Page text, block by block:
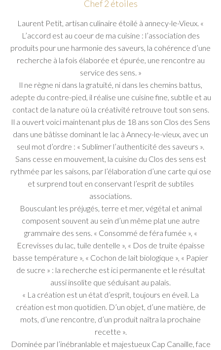
Chef 2 étoiles
Laurent Petit, artisan culinaire étoilé à annecy-le-Vieux. «
L’accord est au coeur de ma cuisine : l’association des
produits pour une harmonie des saveurs, la cohérence d’une
recherche à la fois élaborée et épurée, une rencontre au
service des sens. »
Il ne règne ni dans la gratuité, ni dans les chemins battus,
adepte du contre-pied, il réalise une cuisine fine, subtile et au
contact de la nature où la créativité retrouve tout son sens.
Il a ouvert voici maintenant plus de 18 ans son Clos des Sens
dans une bâtisse dominant le lac à Annecy-le-vieux, avec un
seul mot d’ordre : « Sublimer l’authenticité des saveurs »
Sans cesse en mouvement, la cuisine du Clos des sens est
rythmée par les saisons, par l’élaboration d’une carte qui ose
et surprend tout en conservant l’esprit de subtiles
associations.
Bousculant les préjugés, terre et mer, végétal et animal
composent souvent au sein d’un même plat une autre
grammaire des sens. « Consommé de féra fumée », «
Ecrevisses du lac, tuile dentelle », « Dos de truite épaisse
basse température » « Cochon de lait biologique » « Papier
de sucre » : la recherche est ici permanente et le résultat
aussi insolite que séduisant au palais.
« La création est un état d’esprit, toujours en éveil. La
création est mon quotidien. D’un objet, d’une matière, de
mots, d’une rencontre, d’un produit naîtra la prochaine
recette ».
Dominée par l’inébranlable et majestueux Cap Canaille, face